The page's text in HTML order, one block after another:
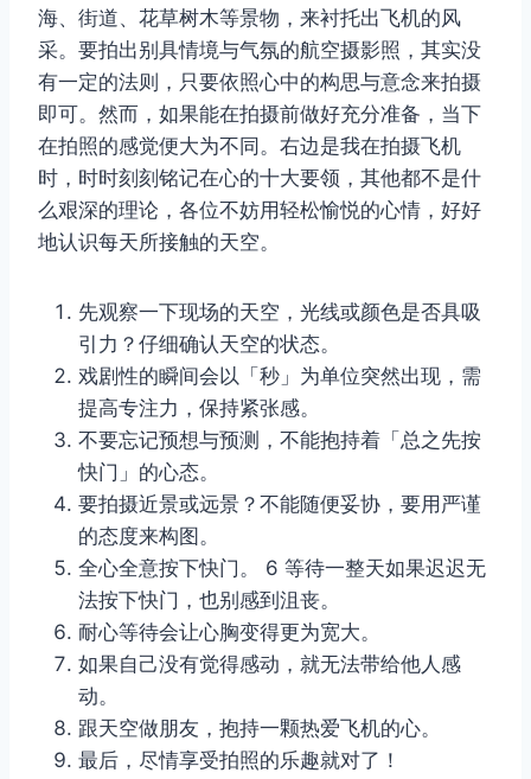
海、街道、花草树木等景物，来衬托出飞机的风
采。要拍出别具情境与气氛的航空摄影照，其实没
有一定的法则，只要依照心中的构思与意念来拍摄
即可。然而，如果能在拍摄前做好充分准备，当下
在拍照的感觉便大为不同。右边是我在拍摄飞机
时，时时刻刻铭记在心的十大要领，其他都不是什
么艰深的理论，各位不妨用轻松愉悦的心情，好好
地认识每天所接触的天空。
先观察一下现场的天空，光线或颜色是否具吸
引力？仔细确认天空的状态。
戏剧性的瞬间会以「秒」为单位突然出现，需
提高专注力，保持紧张感。
不要忘记预想与预测，不能抱持着「总之先按
快门」的心态。
要拍摄近景或远景？不能随便妥协，要用严谨
的态度来构图。
全心全意按下快门。 6 等待一整天如果迟迟无
法按下快门，也别感到沮丧。
耐心等待会让心胸变得更为宽大。
如果自己没有觉得感动，就无法带给他人感
动。
跟天空做朋友，抱持一颗热爱飞机的心。
最后，尽情享受拍照的乐趣就对了！